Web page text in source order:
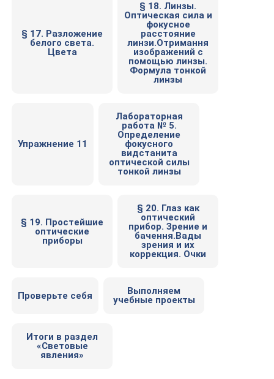
§ 17. Разложение
белого света.
Цвета
§ 18. Линзы.
Оптическая сила и
фокусное
расстояние
линзи.Отримання
изображений с
помощью линзы.
Формула тонкой
линзы
Упражнение 11
Лабораторная
работа № 5.
Определение
фокусного
видстанита
оптической силы
тонкой линзы
§ 19. Простейшие
оптические
приборы
§ 20. Глаз как
оптический
прибор. Зрение и
бачення.Вады
зрения и их
коррекция. Очки
Проверьте себя
Выполняем
учебные проекты
Итоги в раздел
«Световые
явления»